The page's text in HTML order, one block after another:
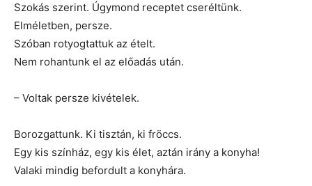
Szokás szerint. Úgymond receptet cseréltünk.
Elméletben, persze.
Szóban rotyogtattuk az ételt.
Nem rohantunk el az előadás után.
– Voltak persze kivételek.
Borozgattunk. Ki tisztán, ki fröccs.
Egy kis színház, egy kis élet, aztán irány a konyha!
Valaki mindig befordult a konyhára.